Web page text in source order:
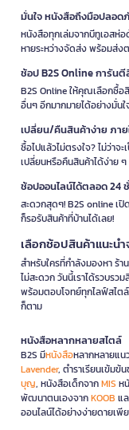
มั่นใจ หนังสือถึงมือปลอด
หนังสือทุกเล่มจากบีทูเอสห่
หายระหว่างจัดส่ง พร้อมส่
ช้อป B2S Online การัน
B2S Online ให้คุณเลือกซื้อ
อื่นๆ อีกมากมายได้อย่างมั่น
เปลี่ยน/คืนสินค้าง่าย ภาย
ซื้อไปแล้วไม่ตรงใจ? ไม่ว่า
เปลี่ยนหรือคืนสินค้าได้ง่าย
ช้อปออนไลน์ได้ตลอด 24
สะดวกสุดๆ! B2S online เ
ก็รอรับสินค้าที่บ้านได้เลย!
เลือกช้อปสินค้าแนะน
สำหรับใครที่กำลังมองหา ร้
ไม่สะดวก วันนี้เราได้รวบรว
พร้อมตอบโจทย์ทุกไลฟ์สไต
ก็ตาม
หนังสือหลากหลายสไตล์
B2S มีหนังสือหลากหลายแน
Lavender, ตำราเรียนเข้มข้
บุญ, หนังสือเด็กจากMIS ห
พัฒนาตนเองจากKOOB แ
ออนไลน์ได้อย่างง่ายดายเพี